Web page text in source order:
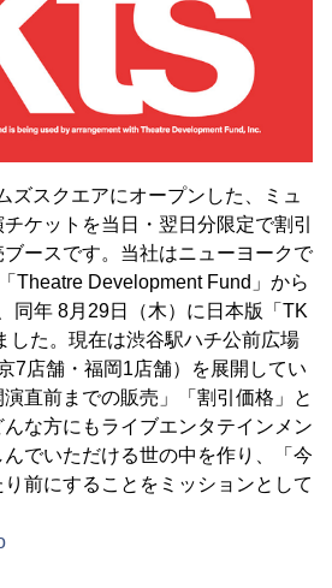
スクエアにオープンした、ミュ
ケットを当日・翌日分限定で割引
ースです。当社はニューヨークで
Theatre Development Fund」から
同年 8月29日（木）に日本版「TK
した。現在は渋谷駅ハチ公前広場
7店舗・福岡1店舗）を展開してい
直前までの販売」「割引価格」と
な方にもライブエンタテインメン
んでいただける世の中を作り、「今
前にすることをミッションとして